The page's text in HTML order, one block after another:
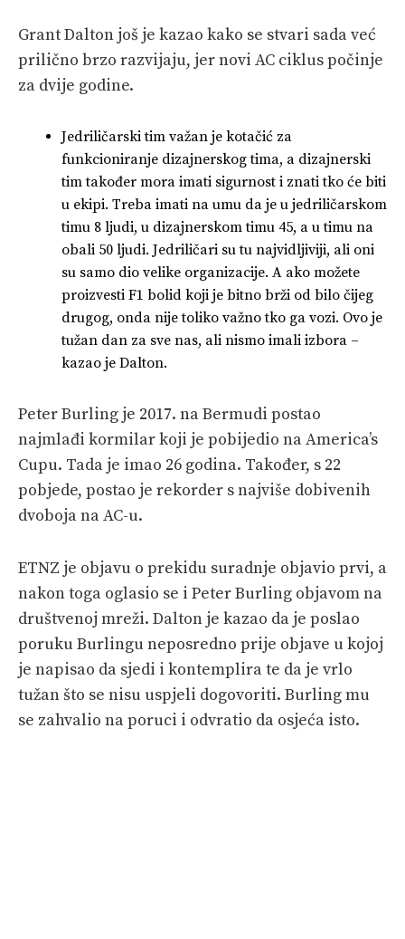
Grant Dalton još je kazao kako se stvari sada već
prilično brzo razvijaju, jer novi AC ciklus počinje
za dvije godine.
Jedriličarski tim važan je kotačić za
funkcioniranje dizajnerskog tima, a dizajnerski
tim također mora imati sigurnost i znati tko će biti
u ekipi. Treba imati na umu da je u jedriličarskom
timu 8 ljudi, u dizajnerskom timu 45, a u timu na
obali 50 ljudi. Jedriličari su tu najvidljiviji, ali oni
su samo dio velike organizacije. A ako možete
proizvesti F1 bolid koji je bitno brži od bilo čijeg
drugog, onda nije toliko važno tko ga vozi. Ovo je
tužan dan za sve nas, ali nismo imali izbora –
kazao je Dalton.
Peter Burling je 2017. na Bermudi postao
najmlađi kormilar koji je pobijedio na America’s
Cupu. Tada je imao 26 godina. Također, s 22
pobjede, postao je rekorder s najviše dobivenih
dvoboja na AC-u.
ETNZ je objavu o prekidu suradnje objavio prvi, a
nakon toga oglasio se i Peter Burling objavom na
društvenoj mreži. Dalton je kazao da je poslao
poruku Burlingu neposredno prije objave u kojoj
je napisao da sjedi i kontemplira te da je vrlo
tužan što se nisu uspjeli dogovoriti. Burling mu
se zahvalio na poruci i odvratio da osjeća isto.